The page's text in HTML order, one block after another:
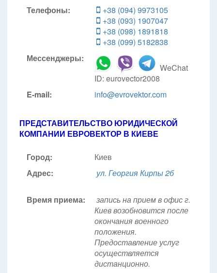
Телефоны:
+38 (094) 9973105
+38 (093) 1907047
+38 (098) 1891818
+38 (099) 5182838
Мессенджеры:
WeChat
ID: eurovector2008
E-mail:
info@evrovektor.com
ПРЕДСТАВИТЕЛЬСТВО ЮРИДИЧЕСКОЙ
КОМПАНИИ ЕВРОВЕКТОР В КИЕВЕ
Город:
Киев
Адрес:
ул. Георгия Кирпы 2б
Время приема:
запись на прием в офис г.
Киев возобновится после
окончания военного
положения.
Предоставление услуг
осуществляется
дистанционно.